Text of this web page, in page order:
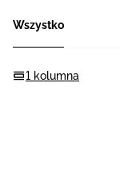
Wszystko
1 kolumna